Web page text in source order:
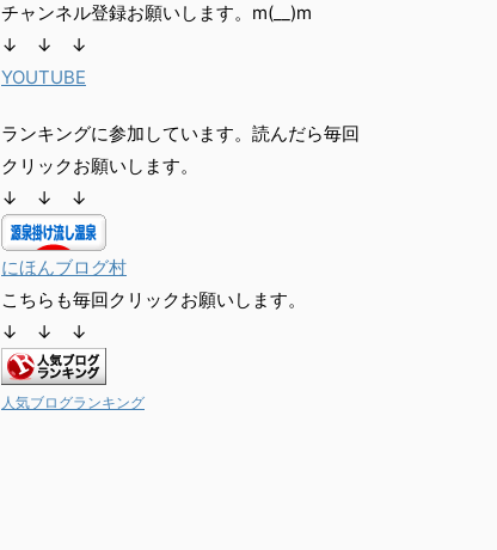
チャンネル登録お願いします。m(__)m
↓ ↓ ↓
YOUTUBE
ランキングに参加しています。読んだら毎回
クリックお願いします。
↓ ↓ ↓
にほんブログ村
こちらも毎回クリックお願いします。
↓ ↓ ↓
人気ブログランキング